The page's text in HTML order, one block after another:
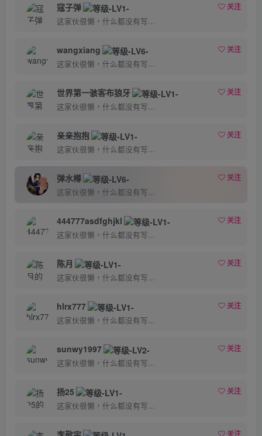
寇子弹
关注
这家伙很懒，什么都没有写...
wangxiang
关注
这家伙很懒，什么都没有写...
世界第一骇客布狼牙
关注
这家伙很懒，什么都没有写...
亲亲抱抱
关注
这家伙很懒，什么都没有写...
弹水樽
关注
这家伙很懒，什么都没有写...
444777asdfghjkl
关注
这家伙很懒，什么都没有写...
陈月
关注
这家伙很懒，什么都没有写...
hlrx777
关注
这家伙很懒，什么都没有写...
sunwy1997
关注
这家伙很懒，什么都没有写...
扬25
关注
这家伙很懒，什么都没有写...